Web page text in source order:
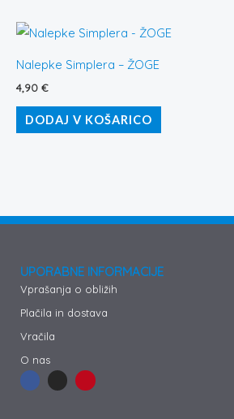
Nalepke Simplera – ŽOGE
4,90 €
DODAJ V KOŠARICO
UPORABNE INFORMACIJE
Vprašanja o obližih
Plačila in dostava
Vračila
O nas
F
c
I
s
P
n